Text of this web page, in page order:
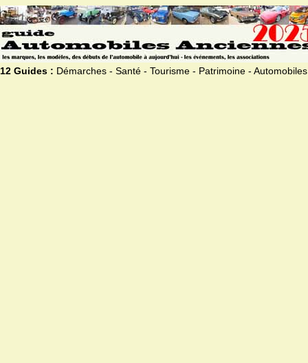
12 Guides : Démarches - Santé - Tourisme - Patrimoine - Automobiles